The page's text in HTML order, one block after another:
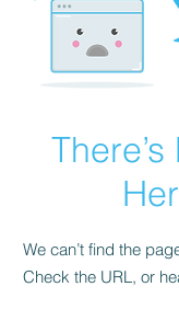
We can’t find the
Check the URL, or